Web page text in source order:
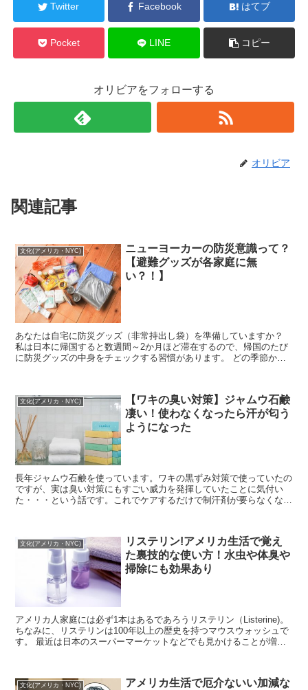
Twitter Facebook はてブ
Pocket LINE コピー
オリビアをフォローする
オリビア
関連記事
文化(アメリカ・NYC)
ニューヨーカーの防災意識って？
【避難グッズが各家庭に無
い？！】
あなたは自宅に防災グッズ（非常持出し袋）を準備していますか？
私は日本に帰国すると数週間～2か月ほど滞在するので、帰国のたび
に防災グッズの中身をチェックする習慣があります。 どの季節かに
文化(アメリカ・NYC)
【ワキの臭い対策】ジャムウ石鹸
凄い！使わなくなったら汗が匂う
ようになった
長年ジャムウ石鹸を使っています。ワキの黒ずみ対策で使っていたの
ですが、実は臭い対策にもすごい威力を発揮していたことに気付い
た・・・という話です。これでケアするだけで制汗剤が要らなくなる
文化(アメリカ・NYC)
リステリン!アメリカ生活で覚え
た裏技的な使い方！水虫や体臭や
掃除にも効果あり
アメリカ人家庭には必ず1本はあるであろうリステリン（Listerine)。
ちなみに、リステリンは100年以上の歴史を持つマウスウォッシュで
す。 最近は日本のスーパーマーケットなどでも見かけることが増え
文化(アメリカ・NYC)
アメリカ生活で厄介ないい加減な